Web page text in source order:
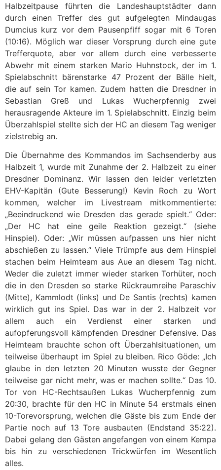
Halbzeitpause führten die Landeshauptstädter dann
durch einen Treffer des gut aufgelegten Mindaugas
Dumcius kurz vor dem Pausenpfiff sogar mit 6 Toren
(10:16). Möglich war dieser Vorsprung durch eine gute
Trefferquote, aber vor allem durch eine verbesserte
Abwehr mit einem starken Mario Huhnstock, der im 1.
Spielabschnitt bärenstarke 47 Prozent der Bälle hielt,
die auf sein Tor kamen. Zudem hatten die Dresdner in
Sebastian Greß und Lukas Wucherpfennig zwei
herausragende Akteure im 1. Spielabschnitt. Einzig beim
Überzahlspiel stellte sich der HC an diesem Tag weniger
zielstrebig an.
Die Übernahme des Kommandos im Sachsenderby aus
Halbzeit 1, wurde mit Zunahme der 2. Halbzeit zu einer
Dresdner Dominanz. Wir lassen den leider verletzten
EHV-Kapitän (Gute Besserung!) Kevin Roch zu Wort
kommen, welcher im Livestream mitkommentierte:
„Beeindruckend wie Dresden das gerade spielt.“ Oder:
„Der HC hat eine geile Reaktion gezeigt.“ (siehe
Hinspiel). Oder: „Wir müssen aufpassen uns hier nicht
abschießen zu lassen.“ Viele Trümpfe aus dem Hinspiel
stachen beim Heimteam aus Aue an diesem Tag nicht.
Weder die zuletzt immer wieder starken Torhüter, noch
die in den Dresden so starke Rückraumreihe Paraschiv
(Mitte), Kammlodt (links) und De Santis (rechts) kamen
wirklich gut ins Spiel. Das war in der 2. Halbzeit vor
allem auch ein Verdienst einer starken und
aufopferungsvoll kämpfenden Dresdner Defensive. Das
Heimteam brauchte schon oft Überzahlsituationen, um
teilweise überhaupt im Spiel zu bleiben. Rico Göde: „Ich
glaube in den letzten 20 Minuten wusste der Gegner
teilweise gar nicht mehr, was er machen sollte.“ Das 10.
Tor von HC-Rechtsaußen Lukas Wucherpfennig zum
20:30, brachte für den HC in Minute 54 erstmals einen
10-Torevorsprung, welchen die Gäste bis zum Ende der
Partie noch auf 13 Tore ausbauten (Endstand 35:22).
Dabei gelang den Gästen angefangen von einem Kempa
bis hin zu verschiedenen Trickwürfen im Wesentlich
alles.